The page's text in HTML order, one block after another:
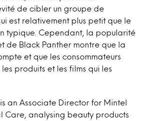
de cibler un groupe de
est relativement plus petit que le
typique. Cependant, la popularité
de Black Panther montre que la
et que les consommateurs
produits et les films qui les
an Associate Director for Mintel
Care, analysing beauty products